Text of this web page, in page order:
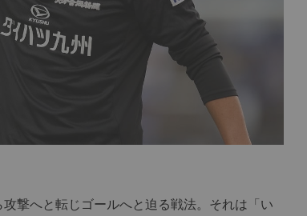
撃へと転じゴールへと迫る戦法。それは「い